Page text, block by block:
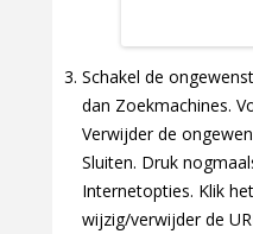
Schakel de
dan Zoekmachines.
Verwijder de
Sluiten. Druk
Internetopties. Klik
wijzig/verwijder de